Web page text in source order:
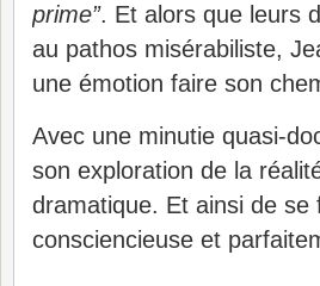
prime”. Et alors que leurs
au pathos misérabiliste,
une émotion faire son
Avec une minutie quasi-
son exploration de la
dramatique. Et ainsi de se
consciencieuse et